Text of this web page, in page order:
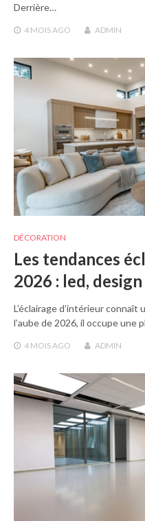
Derrière…
4 MOIS AGO ADMIN
DÉCORATION
Les tendances
2026 : led,
L’éclairage d’intérieur
l’aube de 2026, il occupe une
4 MOIS AGO ADMIN